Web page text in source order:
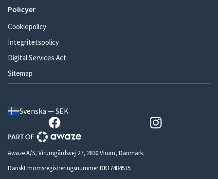
Policyer
Cookiepolicy
Integritetspolicy
Digital Services Act
Sitemap
Svenska — SEK
Awaze A/S, Virumgårdsvej 27, 2830 Virum, Danmark.
Danskt momsregistreringsnummer DK17484575